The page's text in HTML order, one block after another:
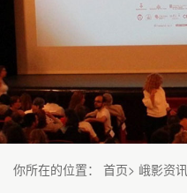
你所在的位置： 首页> 峨影资讯